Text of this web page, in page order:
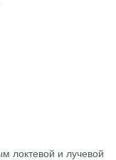
локтевой и лучевой